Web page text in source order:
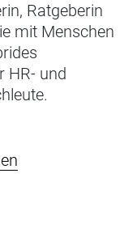
Ratgeberin
mit Menschen
HR- und